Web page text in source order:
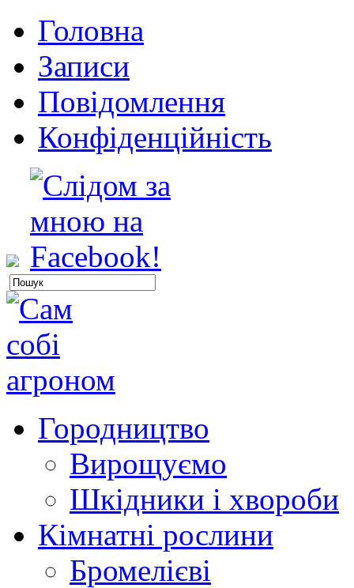
Головна
Записи
Повідомлення
Конфіденційність
Городництво
Вирощуємо
Шкідники і хвороби
Кімнатні рослини
Бромелієві